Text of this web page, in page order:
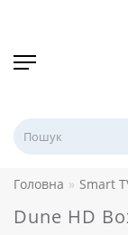
Головна Smart
Dune HD